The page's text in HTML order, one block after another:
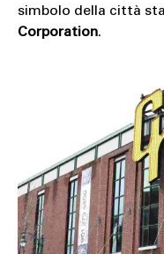
simbolo della città
Corporation.